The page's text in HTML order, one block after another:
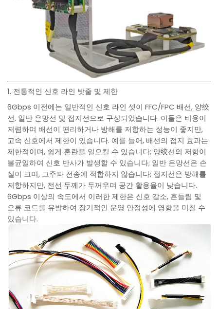
1. 전통적인 신호 라인 밧줄 및 제한
6Gbps 이전에는 일반적인 신호 라인 셋이 FFC/FPC 배선, 양绞
선, 일반 은망선 및 접지선으로 구성되었습니다. 이들은 비용이
저렴하며 배선이 편리하거나 방해를 저항하는 성능이 좋지만,
고속 신호에서 제한이 있습니다. 예를 들어, 배선의 접지 효과는
제한적이며, 쉽게 혼란을 일으킬 수 있습니다; 양绞선의 저항이
불균일하여 신호 반사가 발생할 수 있습니다; 일반 은망선은 손
실이 크며, 고주파 전송에 적합하지 않습니다; 접지선은 방해를
저항하지만, 전선 두께가 두꺼우며 공간 활용율이 낮습니다.
6Gbps 이상의 속도에서 이러한 제한은 신호 감소, 흔들림 및
오류 코드를 유발하여 장기적인 운영 안정성에 영향을 미칠 수
있습니다.